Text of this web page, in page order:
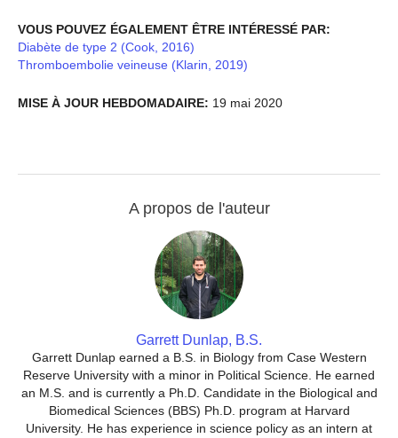
VOUS POUVEZ ÉGALEMENT ÊTRE INTÉRESSÉ PAR:
Diabète de type 2 (Cook, 2016)
Thromboembolie veineuse (Klarin, 2019)
MISE À JOUR HEBDOMADAIRE: 19 mai 2020
A propos de l'auteur
Garrett Dunlap, B.S.
Garrett Dunlap earned a B.S. in Biology from Case Western
Reserve University with a minor in Political Science. He earned
an M.S. and is currently a Ph.D. Candidate in the Biological and
Biomedical Sciences (BBS) Ph.D. program at Harvard
University. He has experience in science policy as an intern at